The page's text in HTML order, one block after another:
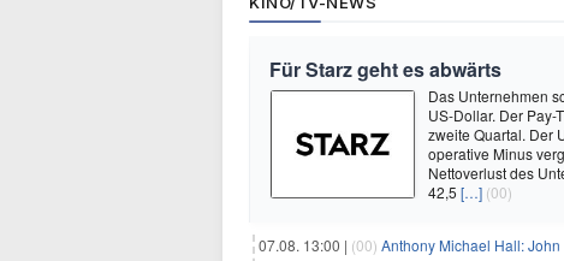
Für Starz geht es abwärts
Das Unternehmen
US-Dollar. Der Pay-
zweite Quartal. Der
operative Minus
Nettoverlust des
42,5 […] (00)
07.08. 13:00 | (00) Anthony Michael Hall: